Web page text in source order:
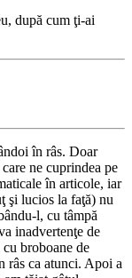
după cum ţi-ai
în râs. Doar
ne cuprindea pe
în articole, iar
şi lucios la faţă) nu
l, cu tâmpă
inadvertenţe de
broboane de
râs ca atunci. Apoi a